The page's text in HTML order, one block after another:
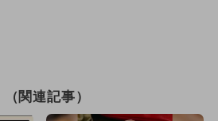
関連記事）